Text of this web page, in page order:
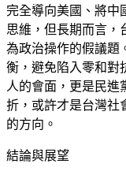
完全導向美國、將中
思維，但長期而言，
為政治操作的假議題
衡，避免陷入零和對
人的會面，更是民進
折，或許才是台灣社
的方向。
結論與展望